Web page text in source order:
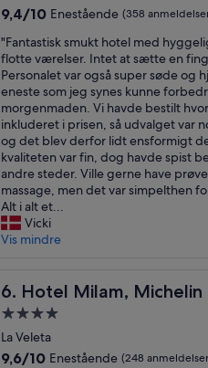
o
a
t
i
o
n
"
u
s
i
d
e
t
h
e
p
o
o
l
a
n
e
c
h
.
t
j
æ
l
p
s
o
m
.
"
e
v
i
c
e
n
v
a
r
f
a
n
t
a
i
k
o
g
overnatningssted
9.4
af
10,
Enestående,
(358
anmeldelser)
9,4/10 Enestående (358
"
F
a
n
t
a
s
t
i
s
k
s
m
t
o
t
e
"Fantastisk smukt hotel med
flotte værelser. Intet at sætte en
Personalet var også super søde og
eneste som jeg synes kunne
morgenmaden. Vi havde bestilt
inkluderet i prisen, så udvalget var
og det blev derfor lidt ensformigt
kvaliteten var fin, dog havde spist
andre steder. Ville gerne have
massage, men det var simpelthen
Alt i alt et...
Vicki
Vis mindre
6. Hotel Milam, Michelin
Hotel Milam, Michelin Key
4.0-
stjernet
overnatningssted
La Veleta
9.6
9,6/10 Enestående (248